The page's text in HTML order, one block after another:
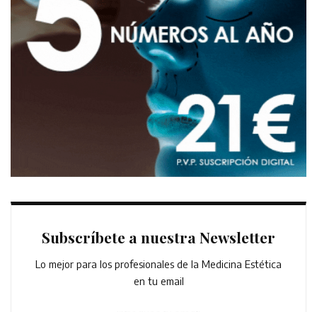
Subscríbete a nuestra Newsletter
Lo mejor para los profesionales de la Medicina Estética
en tu email